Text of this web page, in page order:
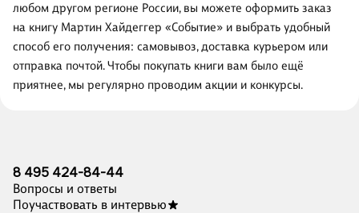
любом другом регионе России, вы можете оформить заказ
на книгу Мартин Хайдеггер «Событие» и выбрать удобный
способ его получения: самовывоз, доставка курьером или
отправка почтой. Чтобы покупать книги вам было ещё
приятнее, мы регулярно проводим акции и конкурсы.
8 495 424-84-44
Вопросы и ответы
Поучаствовать в интервью